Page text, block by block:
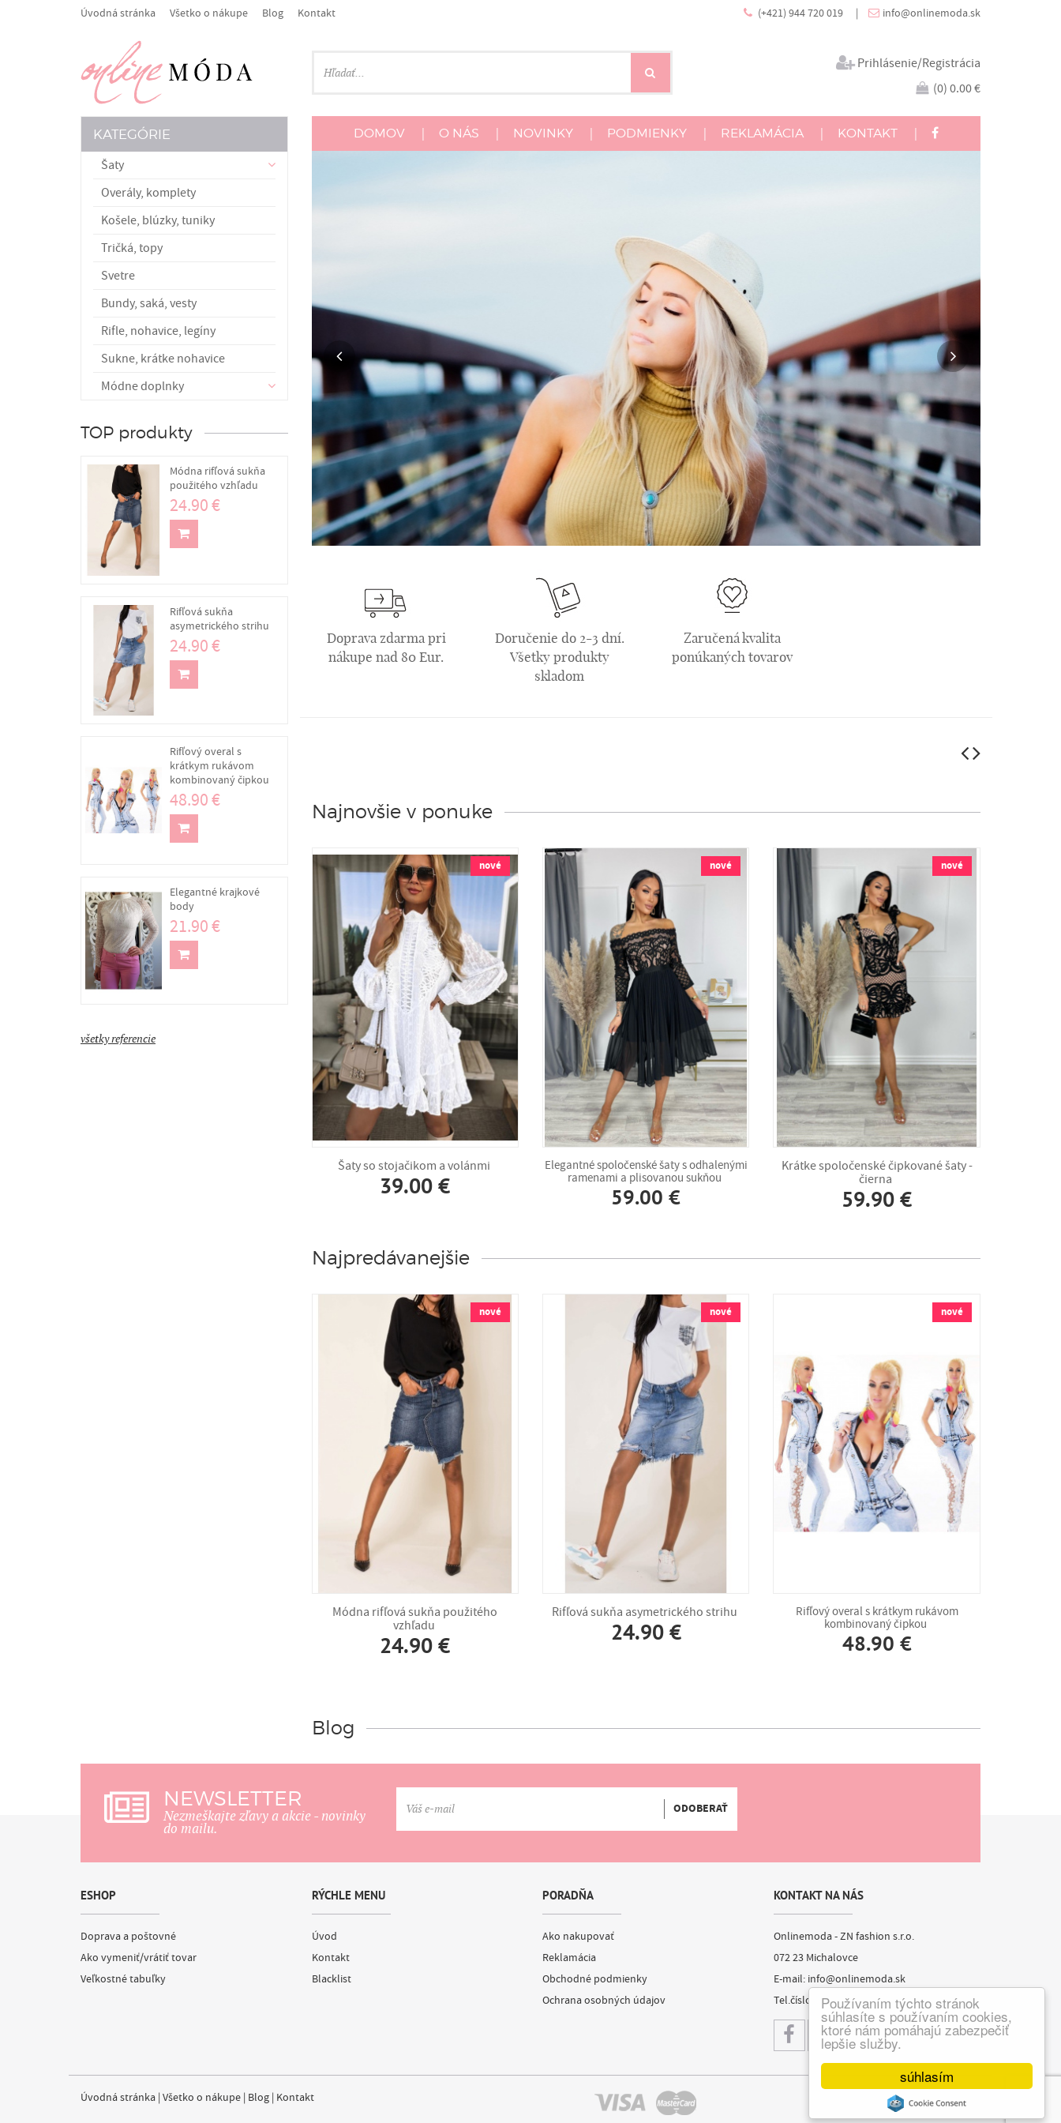
súhlasím
Používaním týchto stránok
súhlasíte s používaním cookies,
ktoré nám pomáhajú zabezpečiť
lepšie služby.
Cookie Consent plugin for the EU cookie law
(+421) 944 720 019 | info@onlinemoda.sk
Úvodná stránka Všetko o nákupe Blog Kontakt
Prihlásenie/Registrácia
(0) 0.00 €
KATEGÓRIE
Šaty
Overály, komplety
Košele, blúzky, tuniky
Tričká, topy
Svetre
Bundy, saká, vesty
Rifle, nohavice, legíny
Sukne, krátke nohavice
Módne doplnky
TOP produkty
Módna rifľová sukňa
použitého vzhľadu
24.90 €
Rifľová sukňa
asymetrického strihu
24.90 €
Rifľový overal s
krátkym rukávom
kombinovaný čipkou
48.90 €
Elegantné krajkové
body
21.90 €
všetky referencie
DOMOV O NÁS NOVINKY PODMIENKY REKLAMÁCIA KONTAKT
Doprava zdarma pri
nákupe nad 80 Eur.
Doručenie do 2-3 dní.
Všetky produkty
skladom
Zaručená kvalita
ponúkaných tovarov
Najnovšie v ponuke
nové
Šaty so stojačikom a volánmi
39.00 €
nové
Elegantné spoločenské šaty s odhalenými
ramenami a plisovanou sukňou
59.00 €
nové
Krátke spoločenské čipkované šaty -
čierna
59.90 €
Najpredávanejšie
nové
Módna rifľová sukňa použitého
vzhľadu
24.90 €
nové
Rifľová sukňa asymetrického strihu
24.90 €
nové
Rifľový overal s krátkym rukávom
kombinovaný čipkou
48.90 €
Blog
NEWSLETTER
Nezmeškajte zľavy a akcie - novinky
do mailu.
ODOBERAŤ
ESHOP
Doprava a poštovné
Ako vymeniť/vrátiť tovar
Veľkostné tabuľky
RÝCHLE MENU
Úvod
Kontakt
Blacklist
PORADŇA
Ako nakupovať
Reklamácia
Obchodné podmienky
Ochrana osobných údajov
KONTAKT NA NÁS
Onlinemoda - ZN fashion s.r.o.
072 23 Michalovce
E-mail: info@onlinemoda.sk
Tel.číslo:
+421 944 720 019
Úvodná stránka | Všetko o nákupe | Blog | Kontakt webdesign webex.sk